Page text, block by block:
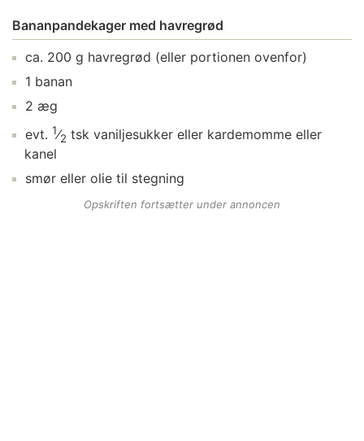
Bananpandekager med havregrød
ca. 200 g havregrød (eller portionen ovenfor)
1 banan
2 æg
evt. 1⁄2 tsk vaniljesukker eller kardemomme eller
kanel
smør eller olie til stegning
Opskriften fortsætter under annoncen